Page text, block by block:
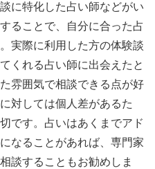
に特化した占い師などがい
ることで、自分に合った占
実際に利用した方の体験談
くれる占い師に出会えたと
雰囲気で相談できる点が好
対しては個人差があるた
です。占いはあくまでアド
なることがあれば、専門家
談することもお勧めしま